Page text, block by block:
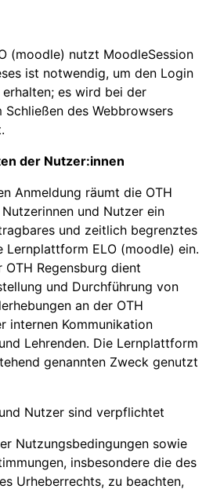
(moodle) nutzt MoodleSession
ist notwendig, um den Login
es wird bei der
des Webbrowsers
der Nutzer:innen
Anmeldung räumt die OTH
und Nutzer ein
und zeitlich begrenztes
Lernplattform ELO (moodle) ein.
Regensburg dient
und Durchführung von
an der OTH
internen Kommunikation
Lehrenden. Die Lernplattform
genannten Zweck genutzt
Nutzer sind verpflichtet
Nutzungsbedingungen sowie
insbesondere die des
Urheberrechts, zu beachten,